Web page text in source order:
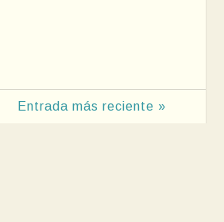
Entrada más reciente »